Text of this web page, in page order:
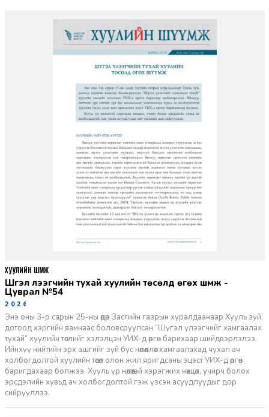
Шүгэл үлээгчийн тухай хуулийн төсөлд өгөх шүүмж -
Цуврал №54
2026-07-27
Энэ оны 3-р сарын 25-ны өдөр Засгийн газрын хуралдаанаар Хууль зүй,
дотоод хэргийн яамнаас боловсруулсан “Шүгэл үлээгчийг хамгаалах
тухай” хуулийн төслийг хэлэлцэн УИХ-д өргөн барихаар шийдвэрлэлээ.
Ийнхүү нийтийн эрх ашгийг зүй бус нөлөөллөөс хамгаалахад чухал ач
холбогдолтой хуулийн төсөл олон жил яригдсаны эцэст УИХ-д өргөн
баригдахаар болжээ. Хууль үр нөлөөтэй хэрэгжих нөхцөл, учирч болох
эрсдэлийн хувьд ач холбогдолтой гэж үзсэн асуудлуудыг дор
сийрүүллээ.
ХУУЛИЙН ШҮҮМЖ